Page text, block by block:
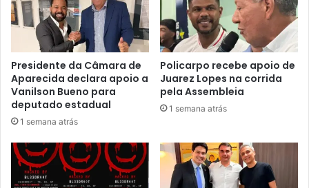
Presidente da Câmara de
Aparecida declara apoio a
Vanilson Bueno para
deputado estadual
1 semana atrás
Policarpo recebe apoio de
Juarez Lopes na corrida
pela Assembleia
1 semana atrás